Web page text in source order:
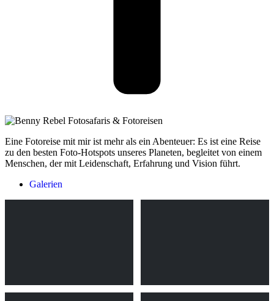
Eine Fotoreise mit mir ist mehr als ein Abenteuer: Es ist eine Reise
zu den besten Foto-Hotspots unseres Planeten, begleitet von einem
Menschen, der mit Leidenschaft, Erfahrung und Vision führt.
Galerien